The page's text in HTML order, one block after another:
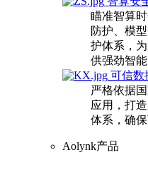
瞄准智算
防护、模
护体系，
供强劲智能
可信数
严格依据
应用，打
体系，确
Aolynk产品